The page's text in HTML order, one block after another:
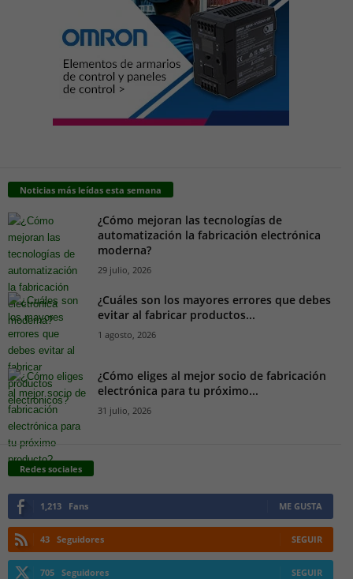
Noticias más leídas esta semana
¿Cómo mejoran las tecnologías de
automatización la fabricación electrónica
moderna?
29 julio, 2026
¿Cuáles son los mayores errores que debes
evitar al fabricar productos...
1 agosto, 2026
¿Cómo eliges al mejor socio de fabricación
electrónica para tu próximo...
31 julio, 2026
Redes sociales
1,213 Fans ME GUSTA
43 Seguidores SEGUIR
705 Seguidores SEGUIR